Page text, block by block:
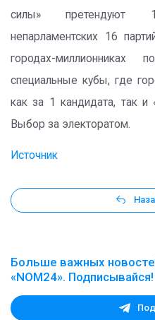
силы» претендуют
непарламентских 16
городах-миллионниках
специальные кубы, где
как за 1 кандидата, так и
Выбор за электоратом.
Источник
Больше важных
«NOM24». Подписывайся!